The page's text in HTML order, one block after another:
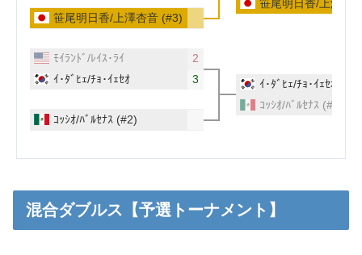
混合ダブルス【予選トーナメント】